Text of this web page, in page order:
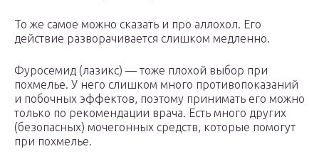
То же самое можно сказать и про аллохол. Его
действие разворачивается слишком медленно.
Фуросемид (лазикс) — тоже плохой выбор при
похмелье. У него слишком много противопоказаний
и побочных эффектов, поэтому принимать его можно
только по рекомендации врача. Есть много других
(безопасных) мочегонных средств, которые помогут
при похмелье.